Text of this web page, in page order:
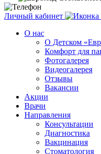
Личный кабинет
О нас
О Детском
Комфорт для
Фотогалерея
Видеогалерея
Отзывы
Вакансии
Акции
Врачи
Направления
Консультации
Диагностика
Вакцинация
Стоматология